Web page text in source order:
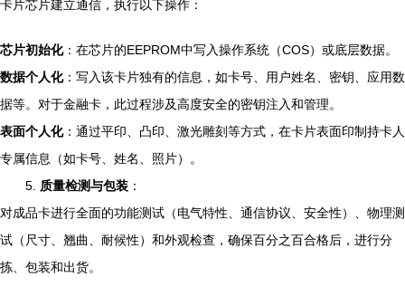
卡片芯片建立通信，执行以下操作：
芯片初始化：在芯片的EEPROM中写入操作系统（COS）或底层数据。
数据个人化：写入该卡片独有的信息，如卡号、用户姓名、密钥、应用数
据等。对于金融卡，此过程涉及高度安全的密钥注入和管理。
表面个人化：通过平印、凸印、激光雕刻等方式，在卡片表面印制持卡人
专属信息（如卡号、姓名、照片）。
5.
质量检测与包装 ：
对成品卡进行全面的功能测试（电气特性、通信协议、安全性）、物理测
试（尺寸、翘曲、耐候性）和外观检查，确保百分之百合格后，进行分
拣、包装和出货。